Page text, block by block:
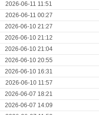
2026-06-11 11:51
2026-06-11 00:27
2026-06-10 21:27
2026-06-10 21:12
2026-06-10 21:04
2026-06-10 20:55
2026-06-10 16:31
2026-06-10 11:57
2026-06-07 18:21
2026-06-07 14:09